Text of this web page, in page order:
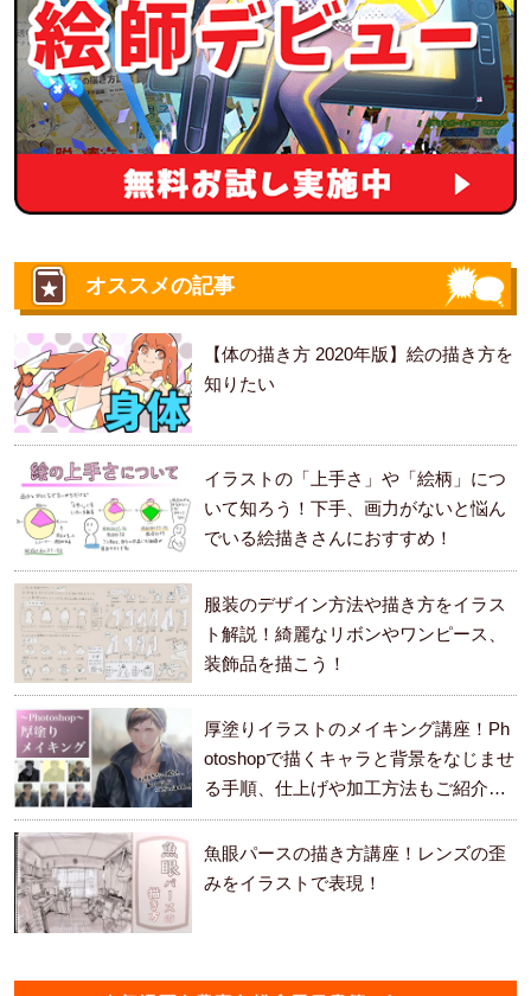
オススメの記事
【体の描き方 2020年版】絵の描き方を
知りたい
イラストの「上手さ」や「絵柄」につ
いて知ろう！下手、画力がないと悩ん
でいる絵描きさんにおすすめ！
服装のデザイン方法や描き方をイラス
ト解説！綺麗なリボンやワンピース、
装飾品を描こう！
厚塗りイラストのメイキング講座！Ph
otoshopで描くキャラと背景をなじませ
る手順、仕上げや加工方法もご紹介し
ます。
魚眼パースの描き方講座！レンズの歪
みをイラストで表現！